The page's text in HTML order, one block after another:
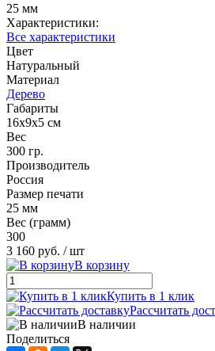
25 мм
Характеристики:
Все характеристики
Цвет
Натуральный
Материал
Дерево
Габариты
16х9х5 см
Вес
300 гр.
Производитель
Россия
Размер печати
25 мм
Вес (грамм)
300
3 160 руб. / шт
В корзину
Купить в 1 клик
Рассчитать
В наличии
Поделиться